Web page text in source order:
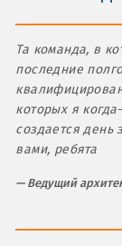
Та команда, в
последние
которых я
создается день
вами, ребята
Ведущий